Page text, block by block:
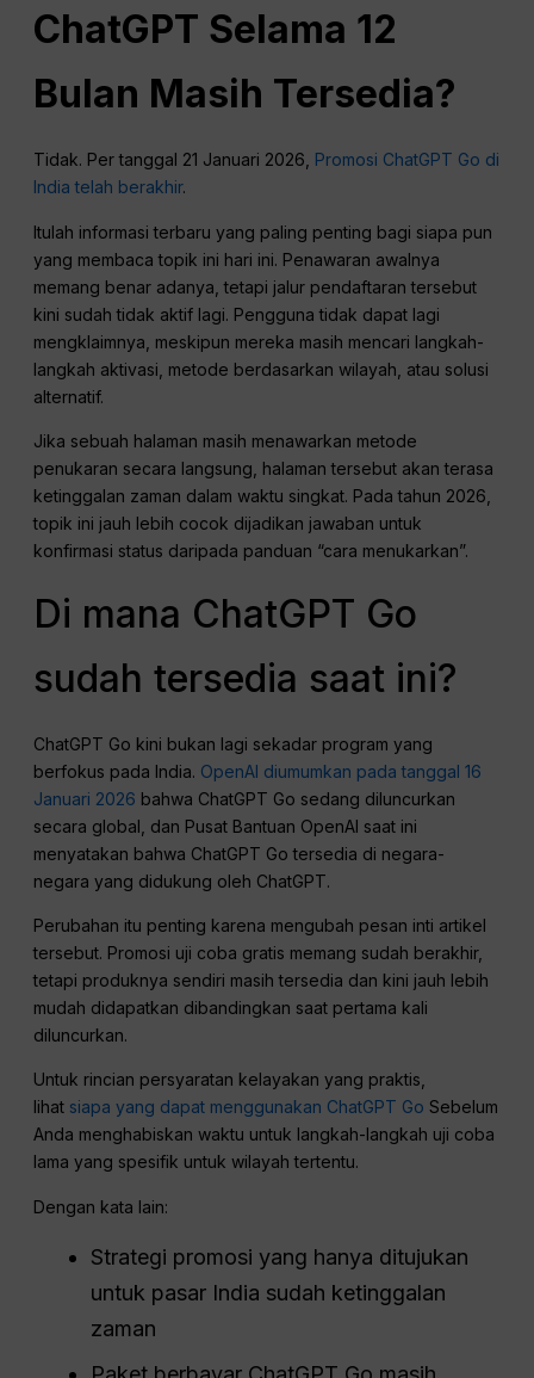
ChatGPT Selama 12
Bulan Masih Tersedia?
Tidak. Per tanggal 21 Januari 2026, Promosi ChatGPT Go di
India telah berakhir.
Itulah informasi terbaru yang paling penting bagi siapa pun
yang membaca topik ini hari ini. Penawaran awalnya
memang benar adanya, tetapi jalur pendaftaran tersebut
kini sudah tidak aktif lagi. Pengguna tidak dapat lagi
mengklaimnya, meskipun mereka masih mencari langkah-
langkah aktivasi, metode berdasarkan wilayah, atau solusi
alternatif.
Jika sebuah halaman masih menawarkan metode
penukaran secara langsung, halaman tersebut akan terasa
ketinggalan zaman dalam waktu singkat. Pada tahun 2026,
topik ini jauh lebih cocok dijadikan jawaban untuk
konfirmasi status daripada panduan “cara menukarkan”.
Di mana ChatGPT Go
sudah tersedia saat ini?
ChatGPT Go kini bukan lagi sekadar program yang
berfokus pada India. OpenAI diumumkan pada tanggal 16
Januari 2026 bahwa ChatGPT Go sedang diluncurkan
secara global, dan Pusat Bantuan OpenAI saat ini
menyatakan bahwa ChatGPT Go tersedia di negara-
negara yang didukung oleh ChatGPT.
Perubahan itu penting karena mengubah pesan inti artikel
tersebut. Promosi uji coba gratis memang sudah berakhir,
tetapi produknya sendiri masih tersedia dan kini jauh lebih
mudah didapatkan dibandingkan saat pertama kali
diluncurkan.
Untuk rincian persyaratan kelayakan yang praktis,
lihat siapa yang dapat menggunakan ChatGPT Go Sebelum
Anda menghabiskan waktu untuk langkah-langkah uji coba
lama yang spesifik untuk wilayah tertentu.
Dengan kata lain:
Strategi promosi yang hanya ditujukan
untuk pasar India sudah ketinggalan
zaman